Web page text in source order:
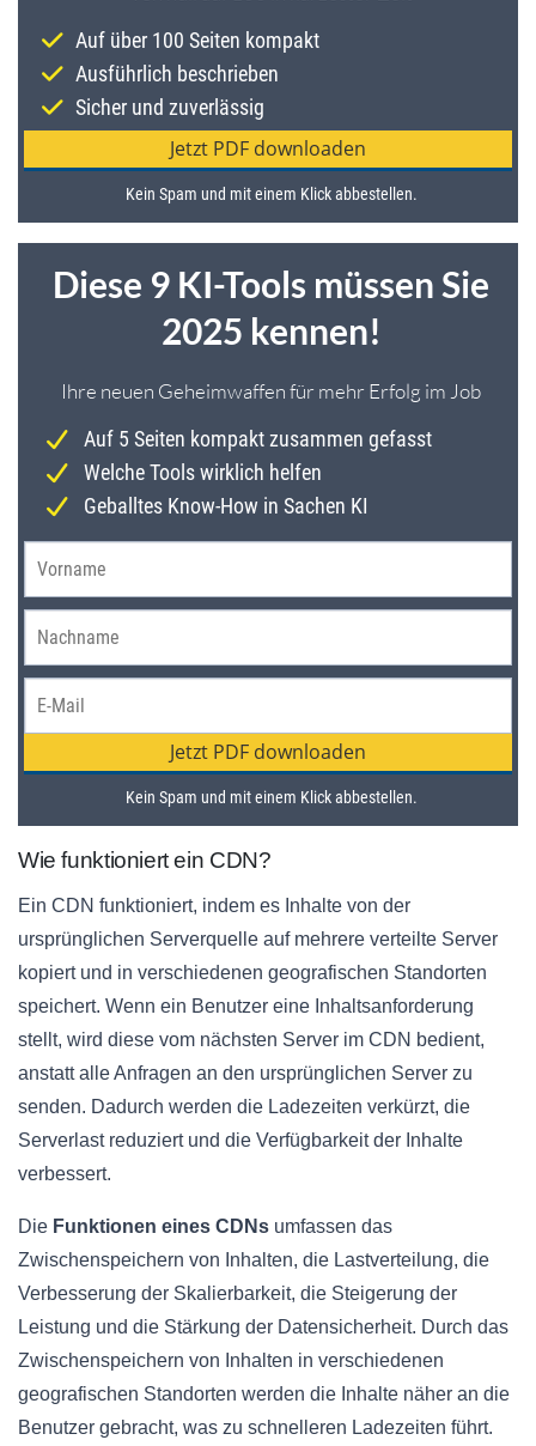
Wie funktioniert ein CDN?
Ein CDN funktioniert, indem es Inhalte von der
ursprünglichen Serverquelle auf mehrere verteilte Server
kopiert und in verschiedenen geografischen Standorten
speichert. Wenn ein Benutzer eine Inhaltsanforderung
stellt, wird diese vom nächsten Server im CDN bedient,
anstatt alle Anfragen an den ursprünglichen Server zu
senden. Dadurch werden die Ladezeiten verkürzt, die
Serverlast reduziert und die Verfügbarkeit der Inhalte
verbessert.
Die Funktionen eines CDNs umfassen das
Zwischenspeichern von Inhalten, die Lastverteilung, die
Verbesserung der Skalierbarkeit, die Steigerung der
Leistung und die Stärkung der Datensicherheit. Durch das
Zwischenspeichern von Inhalten in verschiedenen
geografischen Standorten werden die Inhalte näher an die
Benutzer gebracht, was zu schnelleren Ladezeiten führt.